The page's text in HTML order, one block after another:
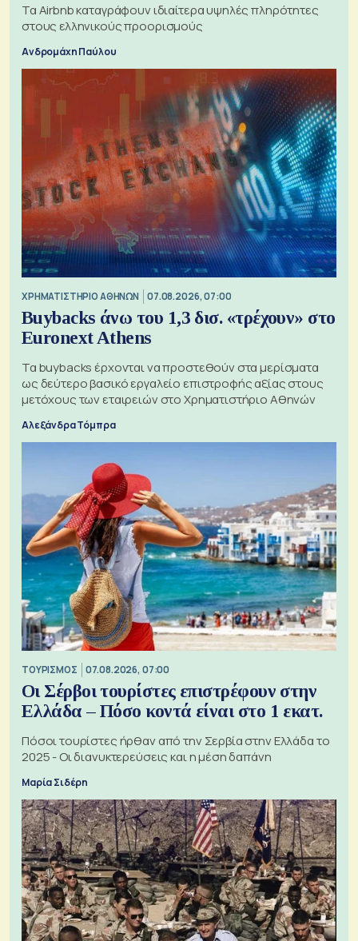
Τα Airbnb καταγράφουν ιδιαίτερα υψηλές πληρότητες
στους ελληνικούς προορισμούς
Ανδρομάχη Παύλου
XΡΗΜΑΤΙΣΤΗΡΙΟ ΑΘΗΝΩΝ 07.08.2026, 07:00
Buybacks άνω του 1,3 δισ. «τρέχουν» στο
Euronext Athens
Τα buybacks έρχονται να προστεθούν στα μερίσματα
ως δεύτερο βασικό εργαλείο επιστροφής αξίας στους
μετόχους των εταιρειών στο Χρηματιστήριο Αθηνών
Αλεξάνδρα Τόμπρα
ΤΟΥΡΙΣΜΟΣ 07.08.2026, 07:00
Οι Σέρβοι τουρίστες επιστρέφουν στην
Ελλάδα – Πόσο κοντά είναι στο 1 εκατ.
Πόσοι τουρίστες ήρθαν από την Σερβία στην Ελλάδα το
2025 - Οι διανυκτερεύσεις και η μέση δαπάνη
Μαρία Σιδέρη